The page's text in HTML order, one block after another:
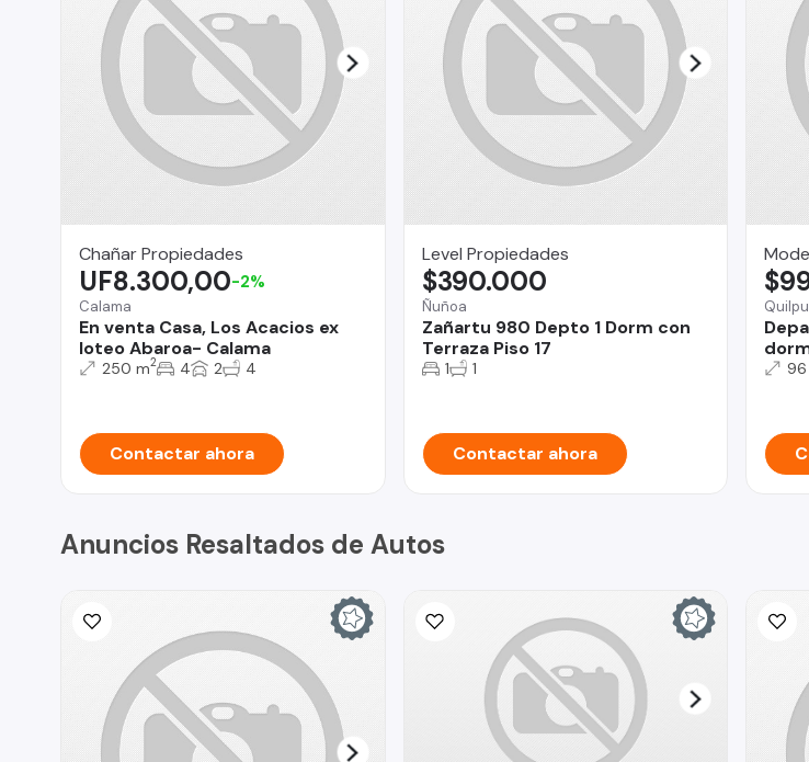
Chañar Propiedades
Calama
En venta Casa, Los Acacios ex
loteo Abaroa- Calama
UF8.300,00-2%
250 m2 4 2 4
Contactar ahora
Level Propiedades
Ñuñoa
Zañartu 980 Depto 1 Dorm con
Terraza Piso 17
$390.000
1 1
Contactar ahora
Anuncios Resaltados de Autos